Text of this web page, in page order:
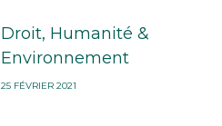
Droit, Humanité &
Environnement
25 FÉVRIER 2021